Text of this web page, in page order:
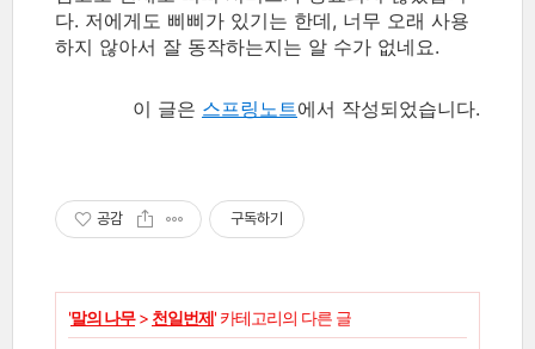
다. 저에게도 삐삐가 있기는 한데, 너무 오래 사용
하지 않아서 잘 동작하는지는 알 수가 없네요.
이 글은 스프링노트에서 작성되었습니다.
공감 구독하기
'말의 나무> 천일번제' 카테고리의 다른 글